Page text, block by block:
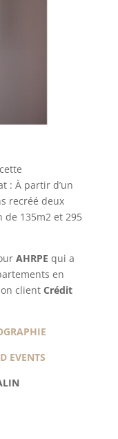
: À partir d’un
recréé deux
de 135m2 et 295
AHRPE qui a
en
client Crédit
EVENTS